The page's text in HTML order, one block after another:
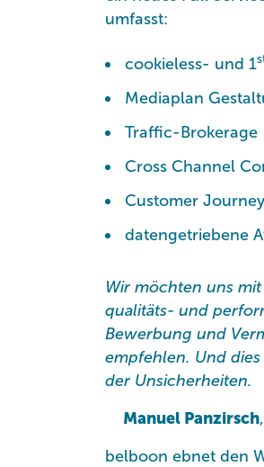
umfasst:
cookieless- und 1
Mediaplan
Traffic-Brokerage
Cross Channel
Customer
datengetriebene
Wir möchten uns
qualitäts- und
Bewerbung und
empfehlen. Und
der Unsicherheiten.
Manuel Panzirsch,
belboon ebnet den